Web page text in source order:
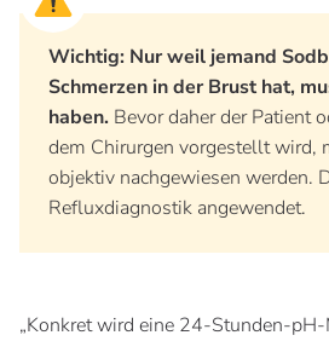
Wichtig: Nur weil jemand
Schmerzen in der Brust hat,
haben. Bevor daher der Patient
dem Chirurgen vorgestellt wird,
objektiv nachgewiesen werden.
Refluxdiagnostik angewendet.
„Konkret wird eine 24-Stunden-